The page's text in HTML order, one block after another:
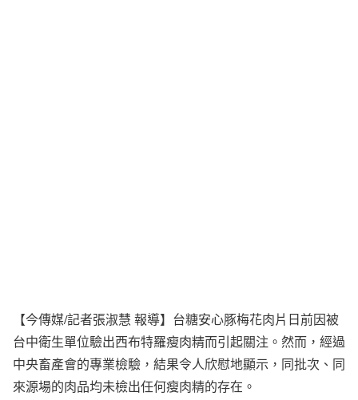
【今傳媒/記者張淑慧 報導】台糖安心豚梅花肉片日前因被
台中衛生單位驗出西布特羅瘦肉精而引起關注。然而，經過
中央畜產會的專業檢驗，結果令人欣慰地顯示，同批次、同
來源場的肉品均未檢出任何瘦肉精的存在。